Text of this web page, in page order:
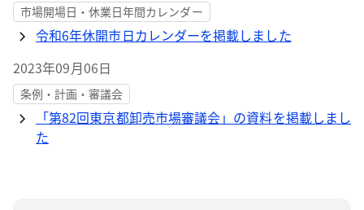
市場開場日・休業日年間カレンダー
令和6年休開市日カレンダーを掲載しました
2023年09月06日
条例・計画・審議会
「第82回東京都卸売市場審議会」の資料を掲載しまし
た